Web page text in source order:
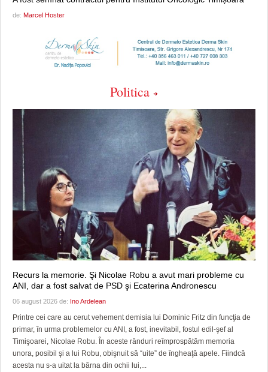
de: Marcel Hoster
Politica
Recurs la memorie. Şi Nicolae Robu a avut mari probleme cu
ANI, dar a fost salvat de PSD şi Ecaterina Andronescu
06 august 2026 de: Ino Ardelean
Printre cei care au cerut vehement demisia lui Dominic Fritz din funcţia de
primar, în urma problemelor cu ANI, a fost, inevitabil, fostul edil-şef al
Timişoarei, Nicolae Robu. În aceste rânduri reîmprospătăm memoria
unora, posibil şi a lui Robu, obişnuit să “uite” de îngheaţă apele. Fiindcă
acesta nu s-a uitat la bârna din ochii lui,...